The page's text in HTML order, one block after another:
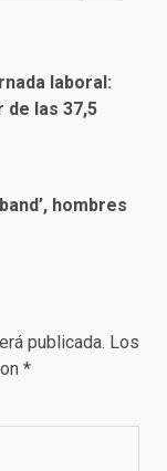
laboral:
de las 37,5
hombres
publicada. Los
*